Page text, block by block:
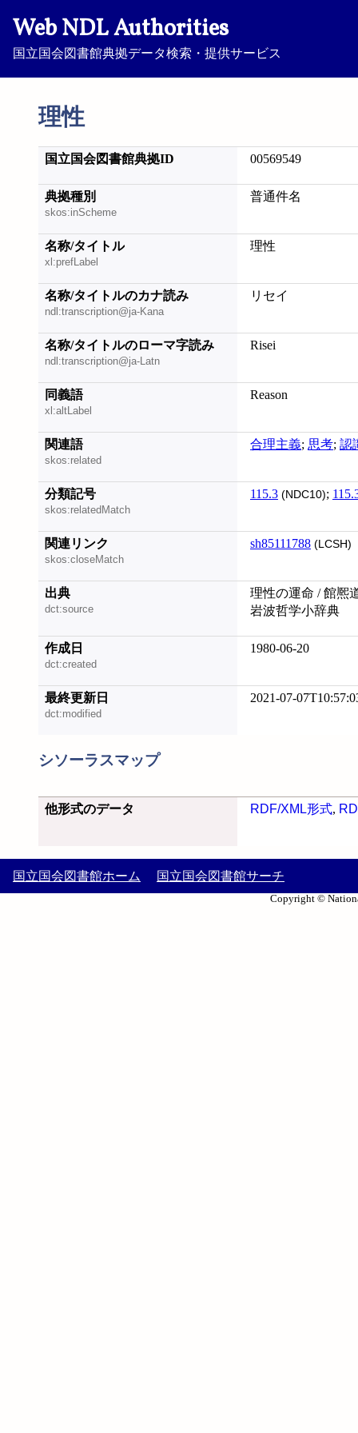
Web NDL Authorities
国立国会図書館典拠データ検索・提供サービス
理性
国立国会図書館典拠ID 00569549
典拠種別
skos:inScheme
普通件名
名称/タイトル
xl:prefLabel
理性
名称/タイトルのカナ読み
ndl:transcription@ja-Kana
リセイ
名称/タイトルのローマ字読み
ndl:transcription@ja-Latn
Risei
同義語
xl:altLabel
Reason
関連語
skos:related
合理主義; 思考; 認
分類記号
skos:relatedMatch
115.3 (NDC10);
関連リンク
skos:closeMatch
sh85111788 (LCSH)
出典
dct:source
理性の運命 / 館熈
岩波哲学小辞典
作成日
dct:created
1980-06-20
最終更新日
dct:modified
2021-07-
シソーラスマップ
他形式のデータ RDF/XML形式,
国立国会図書館ホーム 国立国会図書館サーチ
Copyright ©